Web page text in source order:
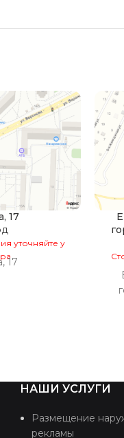
17
уточняйте у
17
НАШИ УСЛУГИ
Размещение
рекламы